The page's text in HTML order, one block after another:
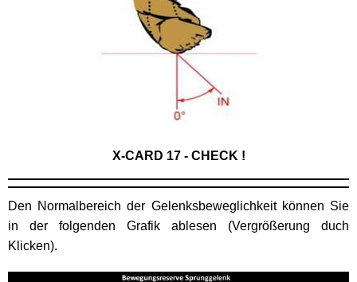
X-CARD 17 - CHECK !
Den Normalbereich der Gelenksbeweglichkeit können Sie
in der folgenden Grafik ablesen (Vergrößerung duch
Klicken).